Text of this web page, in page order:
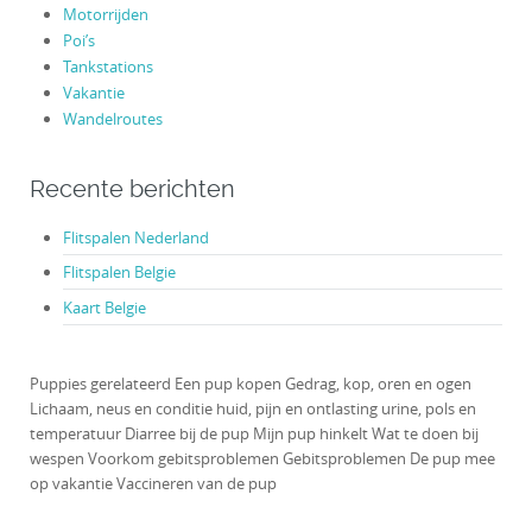
Motorrijden
Poi’s
Tankstations
Vakantie
Wandelroutes
Recente berichten
Flitspalen Nederland
Flitspalen Belgie
Kaart Belgie
Puppies gerelateerd Een pup kopen Gedrag, kop, oren en ogen
Lichaam, neus en conditie huid, pijn en ontlasting urine, pols en
temperatuur Diarree bij de pup Mijn pup hinkelt Wat te doen bij
wespen Voorkom gebitsproblemen Gebitsproblemen De pup mee
op vakantie Vaccineren van de pup